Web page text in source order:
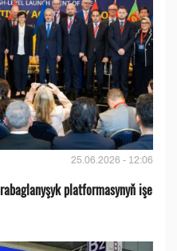
25.06.2026 - 12:06
platformasynyň işe